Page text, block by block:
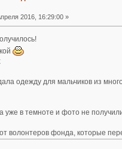
2016, 16:29:00 »
одежду для мальчиков из
в темноте и фото не
волонтеров фонда, которые